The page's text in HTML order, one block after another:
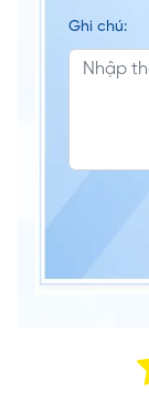
Ghi chú: